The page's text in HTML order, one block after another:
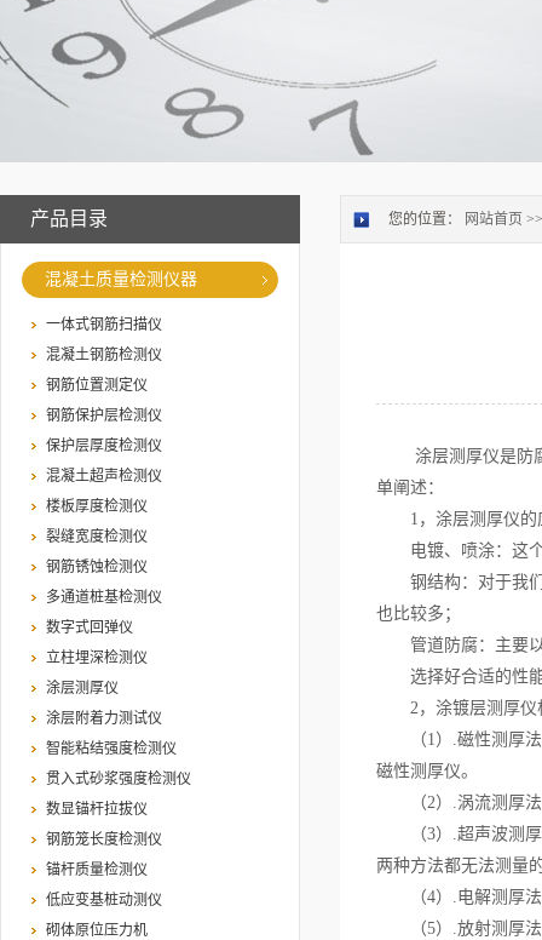
产品目录
混凝土质量检测仪器
一体式钢筋扫描仪
混凝土钢筋检测仪
钢筋位置测定仪
钢筋保护层检测仪
保护层厚度检测仪
混凝土超声检测仪
楼板厚度检测仪
裂缝宽度检测仪
钢筋锈蚀检测仪
多通道桩基检测仪
数字式回弹仪
立柱埋深检测仪
涂层测厚仪
涂层附着力测试仪
智能粘结强度检测仪
贯入式砂浆强度检测仪
数显锚杆拉拔仪
钢筋笼长度检测仪
锚杆质量检测仪
低应变基桩动测仪
砌体原位压力机
您的位置： 网站首页
涂层测厚仪是防腐
单阐述：
1，涂层测厚仪的应
电镀、喷涂：这个
钢结构：对于我们
也比较多；
管道防腐：主要以
选择好合适的性能
2，涂镀层测厚仪
（1）.磁性测厚法:
磁性测厚仪。
（2）.涡流测厚法:
（3）.超声波测厚
两种方法都无法测量
（4）.电解测厚法:
（5）.放射测厚法: